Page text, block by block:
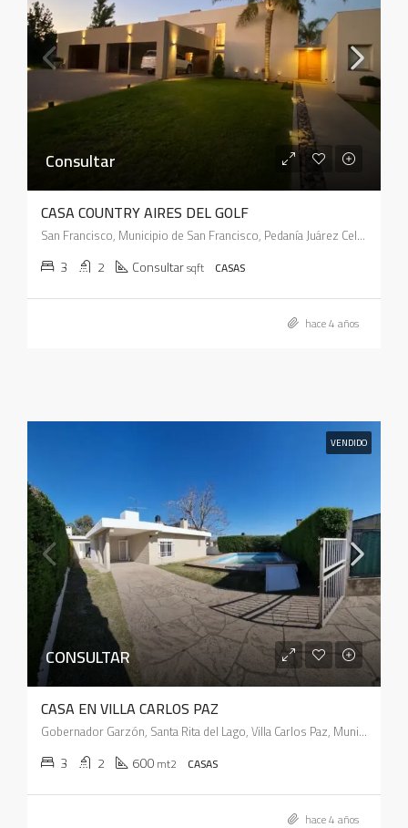
Consultar
CASA COUNTRY AIRES DEL GOLF
San Francisco, Municipio de San Francisco, Pedanía Juárez Celman, Departamento San Justo, Córdoba, X2400, Argentina
3 2 Consultarsqft CASAS
hace 4 años
VENDIDO
CONSULTAR
CASA EN VILLA CARLOS PAZ
Gobernador Garzón, Santa Rita del Lago, Villa Carlos Paz, Municipio de Villa Carlos Paz, Pedanía San Roque, Departamento Punilla, Córdoba, X5166, Argentina
3 2 600mt2 CASAS
hace 4 años